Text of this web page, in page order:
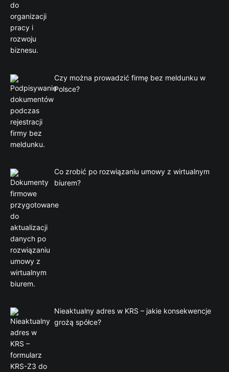
Czy można prowadzić firmę bez meldunku w
Polsce?
Co zrobić po rozwiązaniu umowy z wirtualnym
biurem?
Nieaktualny adres w KRS – jakie konsekwencje
grożą spółce?